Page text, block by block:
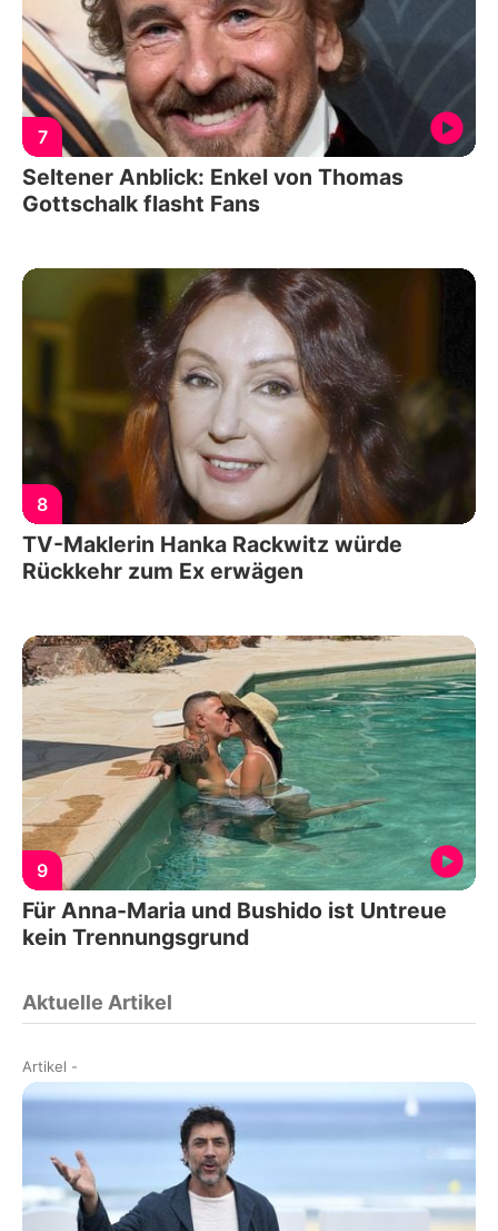
7
Seltener Anblick: Enkel von Thomas
Gottschalk flasht Fans
8
TV-Maklerin Hanka Rackwitz würde
Rückkehr zum Ex erwägen
9
Für Anna-Maria und Bushido ist Untreue
kein Trennungsgrund
Aktuelle Artikel
Artikel -